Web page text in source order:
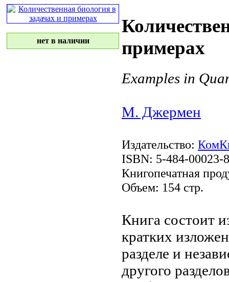
нет в наличии
примерах
Examples in
М. Джермен
Издательство:
ISBN: 5-484-00023-8
Книгопечатная
Объем: 154 стр.
Книга состоит
кратких
разделе и
другого